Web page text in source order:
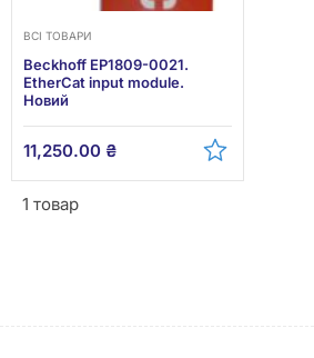
ВСІ ТОВАРИ
Beckhoff EP1809-0021.
EtherCat input module.
Новий
11,250.00 ₴
1 товар